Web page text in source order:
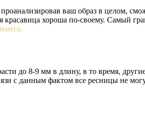
ваш образ в целом,
хороша по-своему. Самый
до 8-9 мм в длину, в то время,
с данным фактом все ресницы не